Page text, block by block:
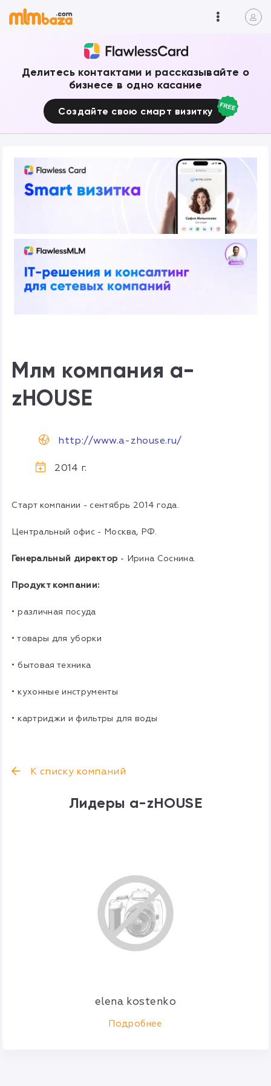
Делитесь контактами и рассказывайте о
бизнесе в одно касание
Создайте свою смарт визитку
Млм компания a-
zHOUSE
http://www.a-zhouse.ru/
2014 г.
Старт компании - сентябрь 2014 года.
Центральный офис - Москва, РФ.
Генеральный директор - Ирина Соснина.
Продукт компании:
• различная посуда
• товары для уборки
• бытовая техника
• кухонные инструменты
• картриджи и фильтры для воды
К списку компаний
Лидеры a-zHOUSE
elena kostenko
Подробнее